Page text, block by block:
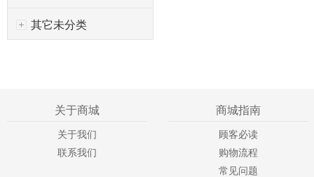
其它未分类
关于商城
关于我们
联系我们
商城指南
顾客必读
购物流程
常见问题